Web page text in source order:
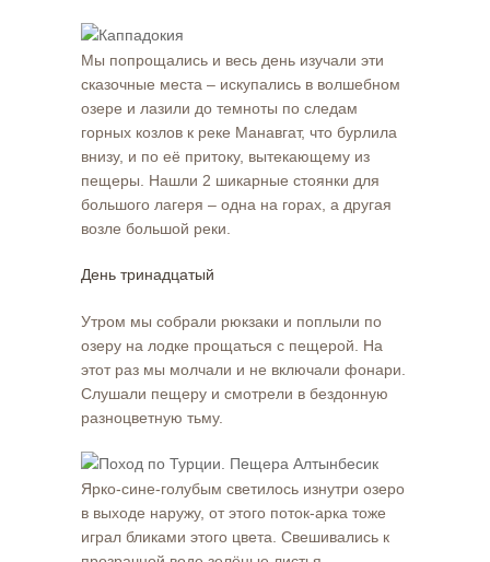
Мы попрощались и весь день изучали эти
сказочные места – искупались в волшебном
озере и лазили до темноты по следам
горных козлов к реке Манавгат, что бурлила
внизу, и по её притоку, вытекающему из
пещеры. Нашли 2 шикарные стоянки для
большого лагеря – одна на горах, а другая
возле большой реки.
День тринадцатый
Утром мы собрали рюкзаки и поплыли по
озеру на лодке прощаться с пещерой. На
этот раз мы молчали и не включали фонари.
Слушали пещеру и смотрели в бездонную
разноцветную тьму.
Ярко-сине-голубым светилось изнутри озеро
в выходе наружу, от этого поток-арка тоже
играл бликами этого цвета. Свешивались к